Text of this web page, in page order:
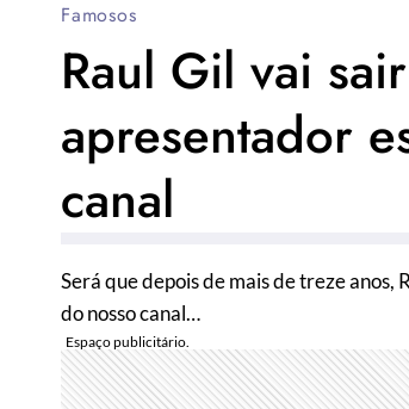
Famosos
Raul Gil vai
apresentador
canal
Será que depois de mais de treze anos,
do nosso canal…